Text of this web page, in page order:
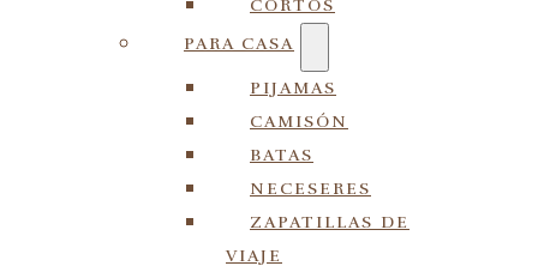
CORTOS
PARA CASA
PIJAMAS
CAMISÓN
BATAS
NECESERES
ZAPATILLAS DE
VIAJE